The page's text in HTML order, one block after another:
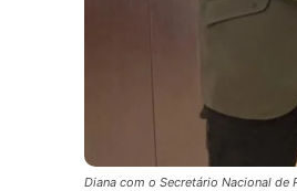
Diana com o Secretário Nacional de